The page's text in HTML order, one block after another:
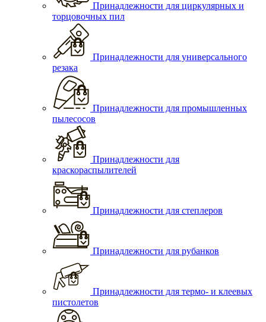
Принадлежности для циркулярных и
торцовочных пил
Принадлежности для универсального
резака
Принадлежности для промышленных
пылесосов
Принадлежности для
краскораспылителей
Принадлежности для степлеров
Принадлежности для рубанков
Принадлежности для термо- и клеевых
пистолетов